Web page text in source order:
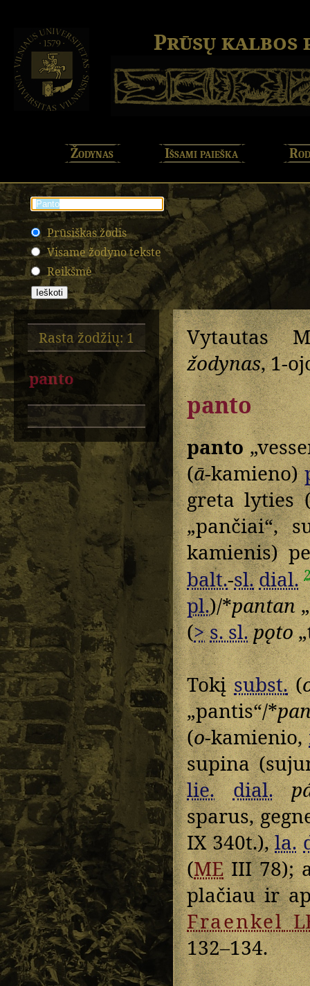
Prūsų kalbos
Žodynas Išsami paieška
Prūsiškas žodis
Visame žodyno tekste
Reikšmė
Rasta žodžių: 1
panto
Vytautas
žodynas, 1-
panto
panto
(ā-kamieno)
greta lyties
„pančiai“,
kamienis)
balt.-sl.dial.
pl.)/*pantan
(>s. sl.pǫto
Tokįsubst.(
„pantis“/*
(o-kamienio,
supina
lie.
dial.
sparus,
IX 340t.),la.
(MEIII 78);
plačiau ir
Fraenkel
132–134.